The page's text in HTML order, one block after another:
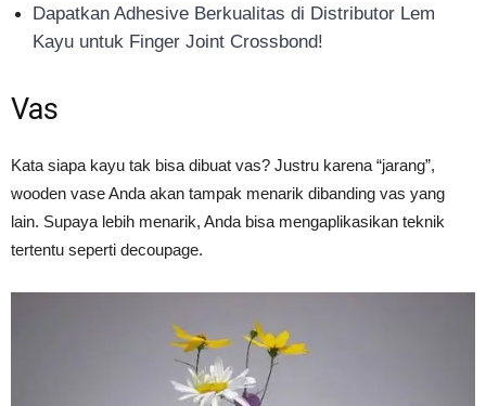
Dapatkan Adhesive Berkualitas di Distributor Lem
Kayu untuk Finger Joint Crossbond!
Vas
Kata siapa kayu tak bisa dibuat vas? Justru karena “jarang”,
wooden vase Anda akan tampak menarik dibanding vas yang
lain. Supaya lebih menarik, Anda bisa mengaplikasikan teknik
tertentu seperti decoupage.